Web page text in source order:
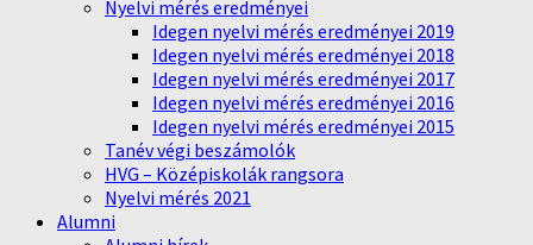
Nyelvi mérés eredményei
Idegen nyelvi mérés eredményei 2019
Idegen nyelvi mérés eredményei 2018
Idegen nyelvi mérés eredményei 2017
Idegen nyelvi mérés eredményei 2016
Idegen nyelvi mérés eredményei 2015
Tanév végi beszámolók
HVG – Középiskolák rangsora
Nyelvi mérés 2021
Alumni